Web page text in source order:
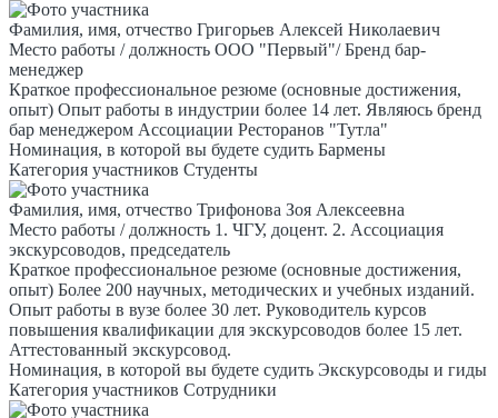
Фамилия, имя, отчество Григорьев Алексей Николаевич
Место работы / должность ООО "Первый"/ Бренд бар-
менеджер
Краткое профессиональное резюме (основные достижения,
опыт) Опыт работы в индустрии более 14 лет. Являюсь бренд
бар менеджером Ассоциации Ресторанов "Тутла"
Номинация, в которой вы будете судить Бармены
Категория участников Студенты
Фамилия, имя, отчество Трифонова Зоя Алексеевна
Место работы / должность 1. ЧГУ, доцент. 2. Ассоциация
экскурсоводов, председатель
Краткое профессиональное резюме (основные достижения,
опыт) Более 200 научных, методических и учебных изданий.
Опыт работы в вузе более 30 лет. Руководитель курсов
повышения квалификации для экскурсоводов более 15 лет.
Аттестованный экскурсовод.
Номинация, в которой вы будете судить Экскурсоводы и гиды
Категория участников Сотрудники